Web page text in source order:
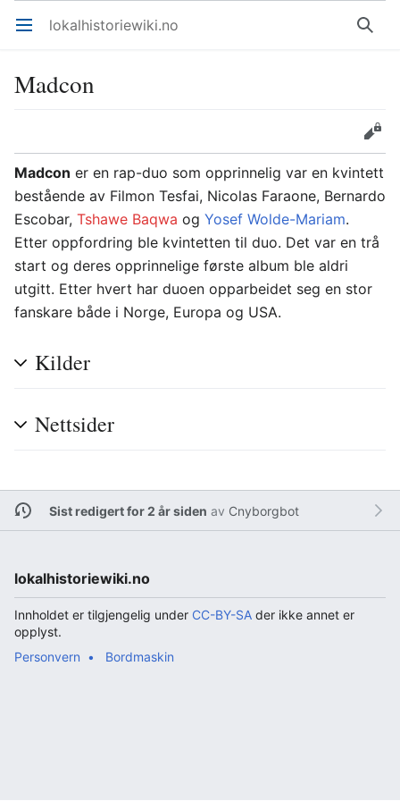
Åpne hovedmenyen lokalhistoriewiki.no Søk
Madcon
Rediger
Madcon er en rap-duo som opprinnelig var en kvintett
bestående av Filmon Tesfai, Nicolas Faraone, Bernardo
Escobar, Tshawe Baqwa og Yosef Wolde-Mariam.
Etter oppfordring ble kvintetten til duo. Det var en trå
start og deres opprinnelige første album ble aldri
utgitt. Etter hvert har duoen opparbeidet seg en stor
fanskare både i Norge, Europa og USA.
Kilder
Nettsider
Sist redigert for 2 år siden av Cnyborgbot
lokalhistoriewiki.no
Innholdet er tilgjengelig under CC-BY-SA der ikke annet er
opplyst.
Personvern
Bordmaskin